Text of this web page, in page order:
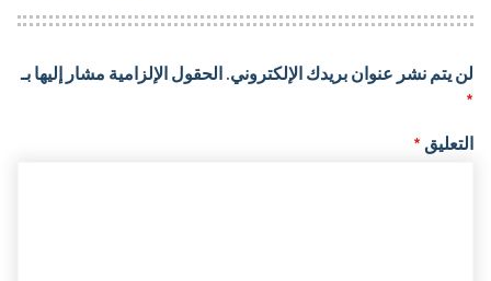
لن يتم نشر عنوان بريدك الإلكتروني. الحقول الإلزامية مشار إليها بـ
*
التعليق *